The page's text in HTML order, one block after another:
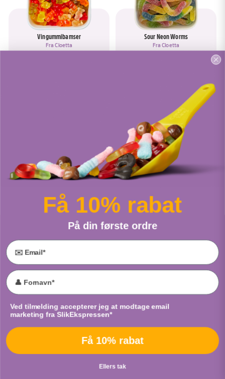
Vingummibamser
FraCloetta
Sour Neon Worms
FraCloetta
Pop Candy Jordbær
FraScan Choco
PUT I POSE
Kulørte Fisk
Fra
PUT I POSE
PEZ Fizzy Roll
FraCloetta
Syrlige Frugt Diamanter
Få 10% rabat
På din første ordre
Email
Accept marketing
Ved tilmelding accepterer jeg at modtage email
marketing fra SlikEkspressen*
Få 10% rabat
Ellers tak